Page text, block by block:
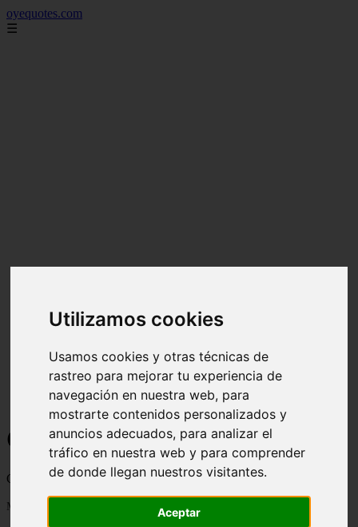
Utilizamos cookies
Usamos cookies y otras técnicas de
rastreo para mejorar tu experiencia de
navegación en nuestra web, para
mostrarte contenidos personalizados y
anuncios adecuados, para analizar el
tráfico en nuestra web y para comprender
de donde llegan nuestros visitantes.
Aceptar
oyequotes.com
☰
Curiosidades y Sabias que
Cosas curiosas, curiosidades, noticias impactantes y mucho mas
Mostrando 1 - 24 de 2838 artículos